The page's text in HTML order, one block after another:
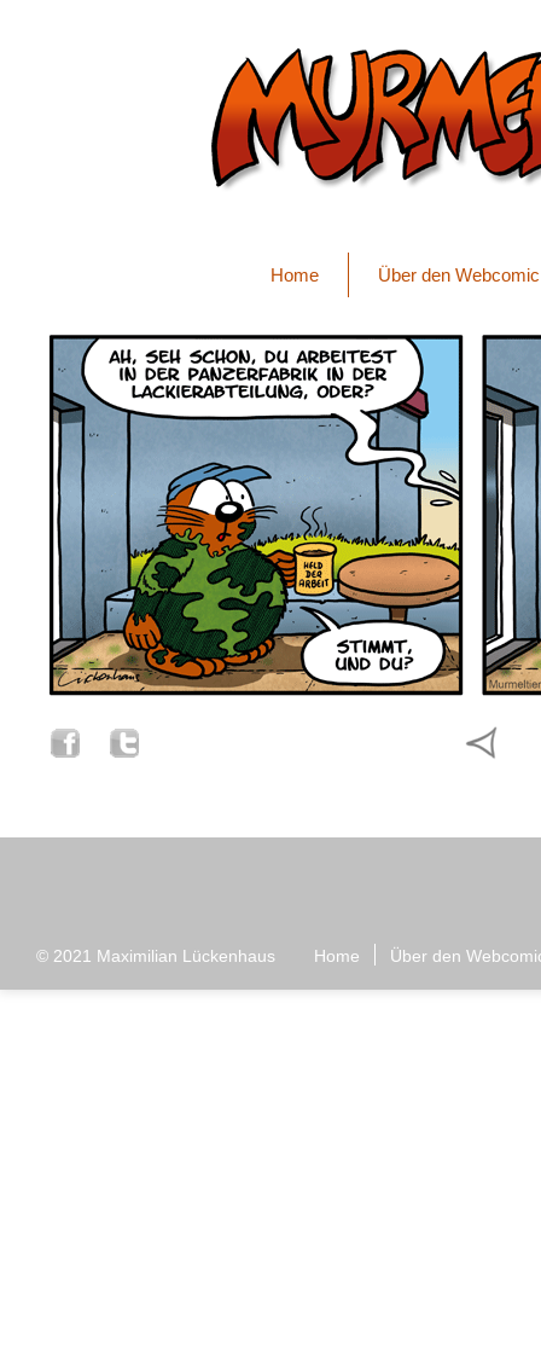
Home Über den Webcomic
© 2021 Maximilian Lückenhaus Home Über den